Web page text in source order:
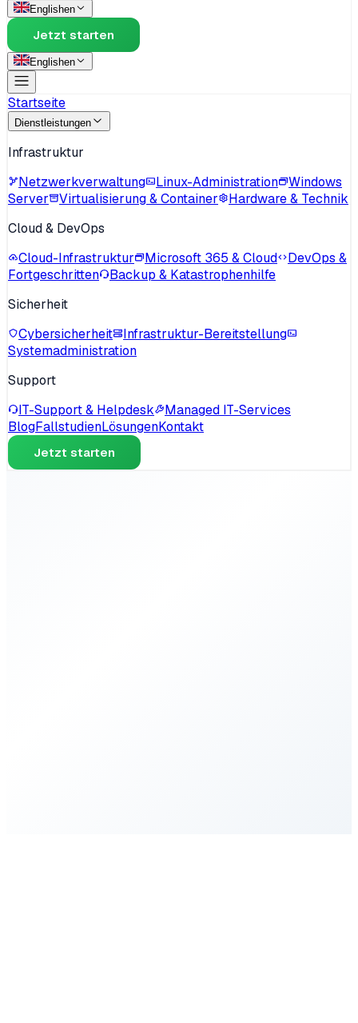
Englishen
Jetzt starten
Englishen
Startseite
Dienstleistungen
Infrastruktur
Netzwerkverwaltung
Linux-Administration
Windows
Server
Virtualisierung & Container
Hardware & Technik
Cloud & DevOps
Cloud-Infrastruktur
Microsoft 365 & Cloud
DevOps &
Fortgeschritten
Backup & Katastrophenhilfe
Sicherheit
Cybersicherheit
Infrastruktur-Bereitstellung
Systemadministration
Support
IT-Support & Helpdesk
Managed IT-Services
BlogFallstudienLösungenKontakt
Jetzt starten